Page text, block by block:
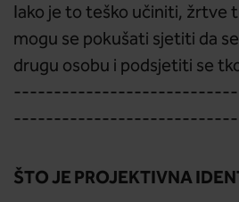
Iako je to teško učiniti, žrtve
mogu se pokušati sjetiti da
drugu osobu i podsjetiti se
ŠTO JE PROJEKTIVNA